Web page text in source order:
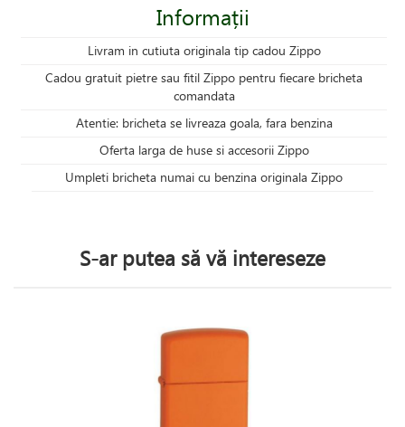
Informații
Livram in cutiuta originala tip cadou Zippo
Cadou gratuit pietre sau fitil Zippo pentru fiecare bricheta
comandata
Atentie: bricheta se livreaza goala, fara benzina
Oferta larga de huse si accesorii Zippo
Umpleti bricheta numai cu benzina originala Zippo
S-ar putea să vă intereseze